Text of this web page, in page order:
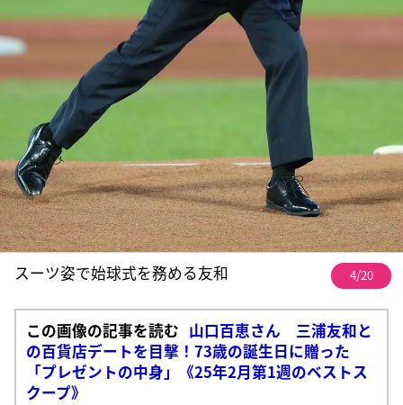
スーツ姿で始球式を務める友和 4/20
この画像の記事を読む 山口百恵さん 三浦友和と
の百貨店デートを目撃！73歳の誕生日に贈った
「プレゼントの中身」《25年2月第1週のベストス
クープ》